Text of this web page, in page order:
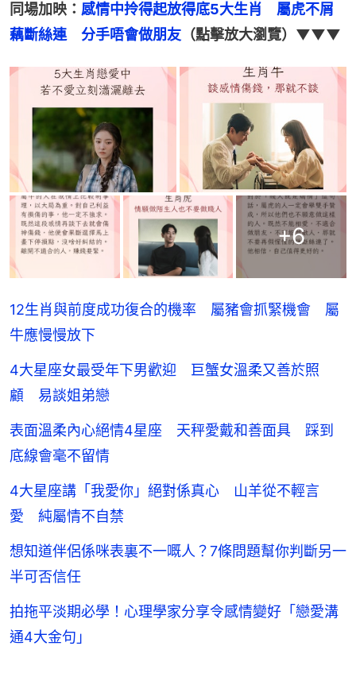
同場加映： 感情中拎得起放得底5大生肖　屬虎不屑
藕斷絲連　分手唔會做朋友 （點擊放大瀏覽）▼▼▼
+6
12生肖與前度成功復合的機率 屬豬會抓緊機會 屬
牛應慢慢放下
4大星座女最受年下男歡迎 巨蟹女溫柔又善於照
顧 易談姐弟戀
表面溫柔內心絕情4星座 天秤愛戴和善面具 踩到
底線會毫不留情
4大星座講「我愛你」絕對係真心 山羊從不輕言
愛 純屬情不自禁
想知道伴侶係咪表裏不一嘅人？7條問題幫你判斷另一
半可否信任
拍拖平淡期必學！心理學家分享令感情變好「戀愛溝
通4大金句」